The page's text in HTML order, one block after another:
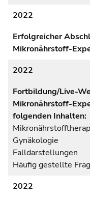
2022
Erfolgreicher
Mikronährstoff-
2022
Fortbildung/Live-
Mikronährstoff-
folgenden Inhalten:
Gynäkologie
Falldarstellungen
Häufig gestellte
2022